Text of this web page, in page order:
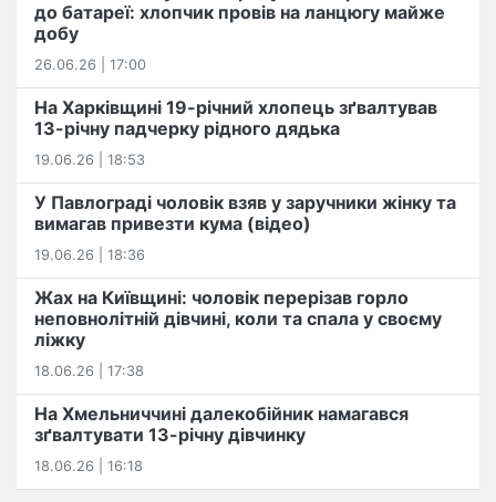
до батареї: хлопчик провів на ланцюгу майже
добу
26.06.26 | 17:00
На Харківщині 19-річний хлопець​ ️зґвалтував
13-річну падчерку рідного дядька
19.06.26 | 18:53
У Павлограді чоловік взяв у заручники жінку та
вимагав привезти кума (відео)
19.06.26 | 18:36
Жах на Київщині: чоловік перерізав горло
неповнолітній дівчині, коли та спала у своєму
ліжку
18.06.26 | 17:38
На Хмельниччині далекобійник намагався
зґвалтувати 13-річну дівчинку
18.06.26 | 16:18